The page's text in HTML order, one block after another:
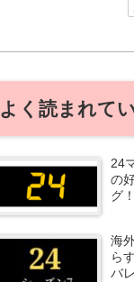
よく読まれて
24
の
グ
海
ら
バ